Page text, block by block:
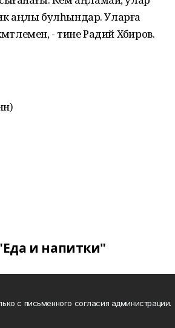
аңлы булһындар. Уларға
- тине Радий Хәбиров.
и напитки"
с письменного согласия администрации.